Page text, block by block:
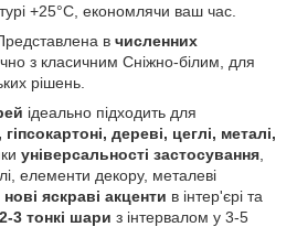
+25°С, економлячи ваш час.
в численних
з класичним Сніжно-білим, для
рішень.
ідеально підходить для
гіпсокартоні, дереві, цеглі, металі,
універсальності застосування
елементи декору, металеві
нові яскраві акценти в інтер'єрі та
2-3 тонкі шари з інтервалом у 3-5